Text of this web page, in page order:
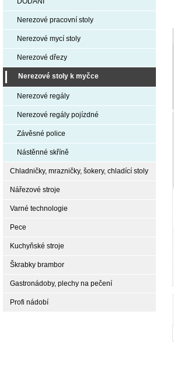
Nerezové pracovní stoly
Nerezové mycí stoly
Nerezové dřezy
Nerezové stoly k myčce
Nerezové regály
Nerezové regály pojízdné
Závěsné police
Nástěnné skříně
Chladničky, mrazničky, šokery, chladící stoly
Nářezové stroje
Varné technologie
Pece
Kuchyňské stroje
Škrabky brambor
Gastronádoby, plechy na pečení
Profi nádobí